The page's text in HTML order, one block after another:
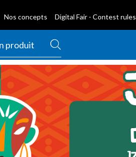
Nos concepts Digital Fair - Contest rules